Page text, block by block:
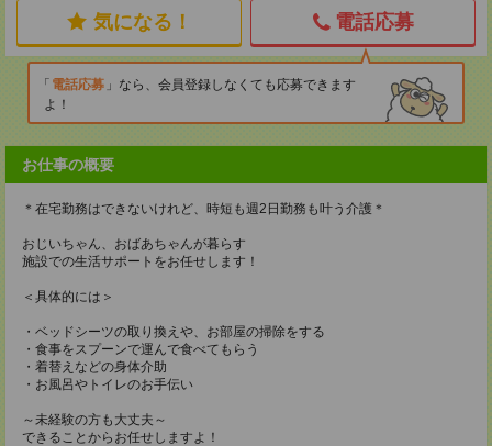
気になる！ 電話応募
電話応募
なら、会員登録しなくても応募できます
よ！
お仕事の概要
＊在宅勤務はできないけれど、時短も週2日勤務も叶う介護＊
おじいちゃん、おばあちゃんが暮らす
施設での生活サポートをお任せします！
＜具体的には＞
・ベッドシーツの取り換えや、お部屋の掃除をする
・食事をスプーンで運んで食べてもらう
・着替えなどの身体介助
・お風呂やトイレのお手伝い
～未経験の方も大丈夫～
できることからお任せしますよ！